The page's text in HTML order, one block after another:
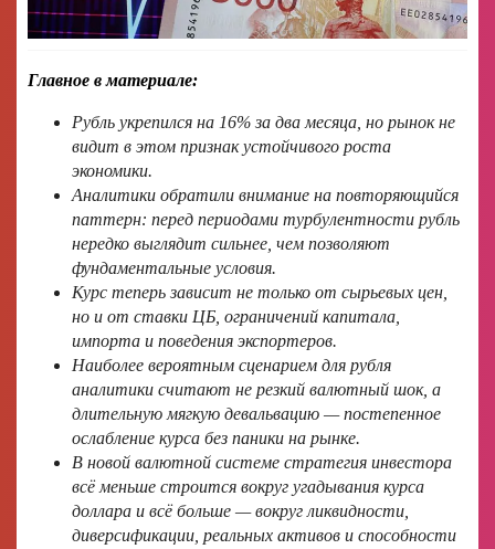
Главное в материале:
Рубль укрепился на 16% за два месяца, но рынок не
видит в этом признак устойчивого роста
экономики.
Аналитики обратили внимание на повторяющийся
паттерн: перед периодами турбулентности рубль
нередко выглядит сильнее, чем позволяют
фундаментальные условия.
Курс теперь зависит не только от сырьевых цен,
но и от ставки ЦБ, ограничений капитала,
импорта и поведения экспортеров.
Наиболее вероятным сценарием для рубля
аналитики считают не резкий валютный шок, а
длительную мягкую девальвацию — постепенное
ослабление курса без паники на рынке.
В новой валютной системе стратегия инвестора
всё меньше строится вокруг угадывания курса
доллара и всё больше — вокруг ликвидности,
диверсификации, реальных активов и способности